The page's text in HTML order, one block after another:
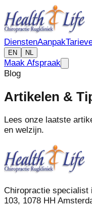
DienstenAanpak
EN NL
Maak Afspraak
Blog
Artikelen &
Lees onze laatste
en welzijn.
Chiropractie specialist
103, 1078 HH